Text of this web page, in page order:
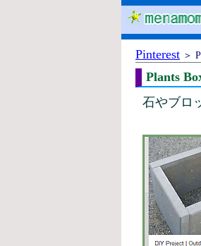
Pinterest ＞
Plants
石やブロ